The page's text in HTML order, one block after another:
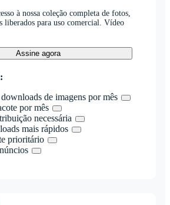
à nossa coleção completa de fotos,
liberados para uso comercial. Vídeo
Assine agora
de imagens por mês
por mês
necessária
mais rápidos
prioritário